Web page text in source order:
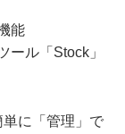
能
ール「Stock」
に「管理」で